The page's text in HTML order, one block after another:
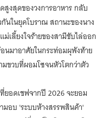
ษฐี
าน
งสุดของวงการอาหาร กลับ
นในยุคโบราณ สถานะของนาง
เลี้ยงใจร้ายของสามีขับไล่ออก
นมาอาศัยในกระท่อมผุพังท้าย
ขวบที่ผอมโซจนหัวโตกว่าตัว
อดเชฟจากปี 2026 จะยอม
มอบ 'ระบบห้างสรรพสินค้า'